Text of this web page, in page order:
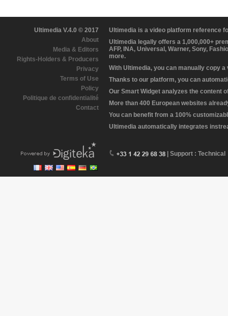
Ultimedia V.4.0 © 2017
About
Media & Editors
Rights-Holders & Producers
Privacy
Terms of Use
Policy
Politique de confidentialité
Contact
Ultimedia is a video platform reference
Ultimedia legally offers a 1,000,000+
AFP, INA, Universal, Warner, Sony,
more.
With Ultimedia, you can manually copy
Thanks to our platform, you can
Our Smart Widget analyzes the content
More than 400 European websites
You can benefit from a 100%
Ultimedia automatically integrates
| Support : Technical